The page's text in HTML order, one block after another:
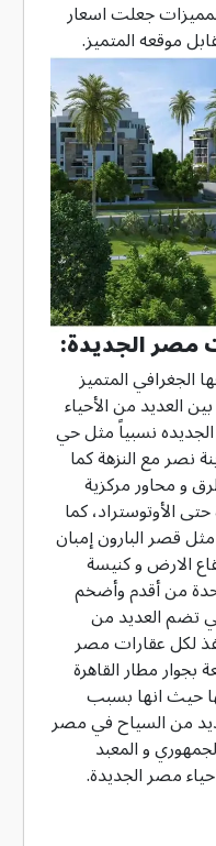
جعلت اسعار
موقعه المتميز.
مصر الجديدة:
الجغرافي المتميز
العديد من الأحياء
الجديده نسبياً مثل حي
نصر مع النزهة كما
و محاور مركزية
الأوتوستراد، كما
قصر البارون إمبان
الارض و كنيسة
من أقدم وأضخم
تضم العديد من
لكل عقارات مصر
بجوار مطار القاهرة
حيث انها بسبب
من السياح في مصر
و المعبد
مصر الجديدة.